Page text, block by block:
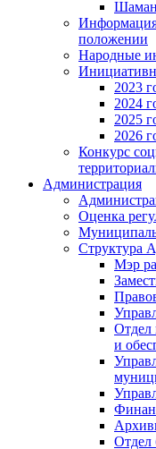
положении
Народные
2023
2024
2025
2026
Конкурс
Администрация
Оценка
Структура
Мэр
Отдел
и
Отдел